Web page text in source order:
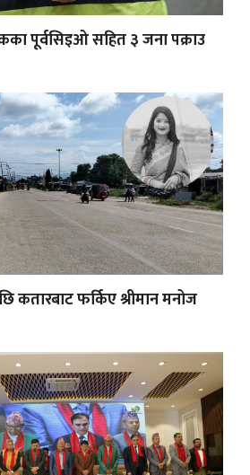
पूर्वसिइओ सहित ३ जना पक्राउ
कतारबाट फर्किए श्रीमान मनोज